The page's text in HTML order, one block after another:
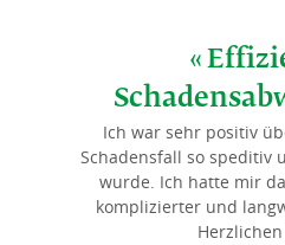
Ich war sehr positiv
Schadensfall so speditiv
wurde. Ich hatte mir
komplizierter und